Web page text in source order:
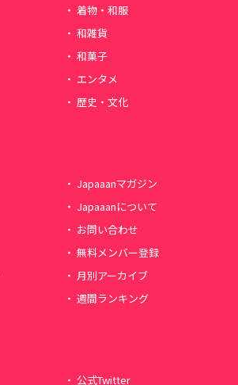
着物・和服
和雑貨
和菓子
エンタメ
歴史・文化
Japaaanマガジン
Japaaanについて
お問い合わせ
無料メンバー登録
月別アーカイブ
週間ランキング
公式Twitter